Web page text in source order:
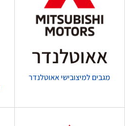
אאוטלנדר
מגבים למיצובישי אאוטלנדר